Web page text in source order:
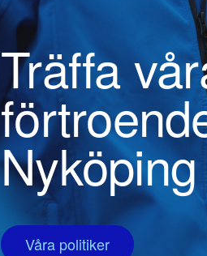
Träffa
Nyköping
Våra politiker